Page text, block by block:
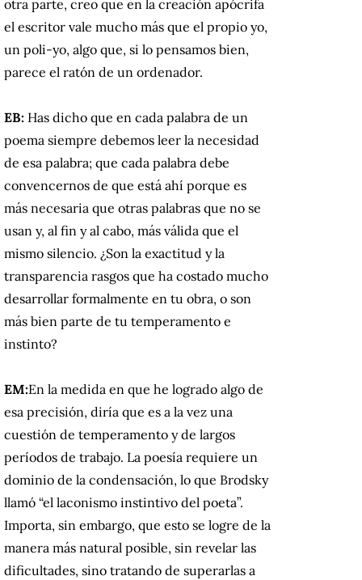
otra parte, creo que en la creación apócrifa
el escritor vale mucho más que el propio yo,
un poli-yo, algo que, si lo pensamos bien,
parece el ratón de un ordenador.
EB: Has dicho que en cada palabra de un
poema siempre debemos leer la necesidad
de esa palabra; que cada palabra debe
convencernos de que está ahí porque es
más necesaria que otras palabras que no se
usan y, al fin y al cabo, más válida que el
mismo silencio. ¿Son la exactitud y la
transparencia rasgos que ha costado mucho
desarrollar formalmente en tu obra, o son
más bien parte de tu temperamento e
instinto?
EM:En la medida en que he logrado algo de
esa precisión, diría que es a la vez una
cuestión de temperamento y de largos
períodos de trabajo. La poesía requiere un
dominio de la condensación, lo que Brodsky
llamó “el laconismo instintivo del poeta”.
Importa, sin embargo, que esto se logre de la
manera más natural posible, sin revelar las
dificultades, sino tratando de superarlas a